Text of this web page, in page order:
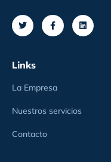
Links
La Empresa
Nuestros servicios
Contacto